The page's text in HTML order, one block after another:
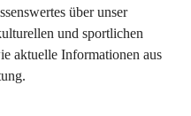
über unser
und sportlichen
aktuelle Informationen aus